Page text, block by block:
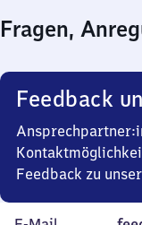
Fragen,
Feedback
Feedback zu